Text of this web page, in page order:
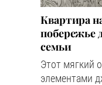
Квартира
побережье
семьи
Этот мягкий
элементами